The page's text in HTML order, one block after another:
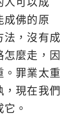
成佛的原
法，沒有成
怎麼走，因
。罪業太重
，現在我們
。